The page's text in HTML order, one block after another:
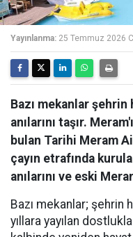
Yayınlanma: 25 Temmuz 2026
Bazı mekanlar şehrin
anılarını taşır.
bulan Tarihi Meram
çayın etrafında
anılarını ve eski
Bazı mekanlar; şehrin
yıllara yayılan